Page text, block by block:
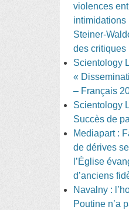
violences
intimidations
Steiner-
des critiques
Scientology
«
– Français
Scientology
Succès de
Mediapart :
de dérives
l’Église
d’anciens
Navalny :
Poutine n’a